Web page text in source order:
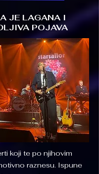
JE LAGANA I
POJAVA
koji te po njihovim
raznesu. Ispune